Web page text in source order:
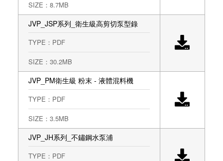
SIZE：8.7MB
JVP_JSP系列_衛生級高剪切泵型錄
TYPE：PDF
SIZE：30.2MB
JVP_PM衛生級 粉末 - 液體混料機
TYPE：PDF
SIZE：3.5MB
JVP_JH系列_不鏽鋼水泵浦
TYPE：PDF